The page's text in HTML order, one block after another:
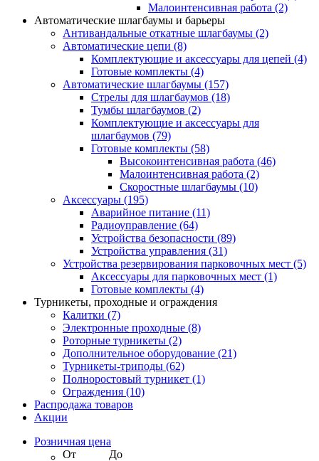
Малоинтенсивная работа (2)
Автоматические шлагбаумы и барьеры
Антивандальные откатные шлагбаумы (2)
Автоматические цепи (8)
Комплектующие и аксессуары для цепей (4)
Готовые комплекты (4)
Автоматические шлагбаумы (157)
Стрелы для шлагбаумов (18)
Тумбы шлагбаумов (2)
Комплектующие и аксессуары для
шлагбаумов (79)
Готовые комплекты (58)
Высокоинтенсивная работа (46)
Малоинтенсивная работа (2)
Скоростные шлагбаумы (10)
Аксессуары (195)
Аварийное питание (11)
Радиоуправление (64)
Устройства безопасности (89)
Устройства управления (31)
Устройства резервирования парковочных мест (5)
Аксессуары для парковочных мест (1)
Готовые комплекты (4)
Турникеты, проходные и ограждения
Калитки (7)
Электронные проходные (8)
Роторные турникеты (2)
Дополнительное оборудование (21)
Турникеты-триподы (62)
Полноростовый турникет (1)
Ограждения (10)
Распродажа товаров
Акции
Розничная цена
От
До